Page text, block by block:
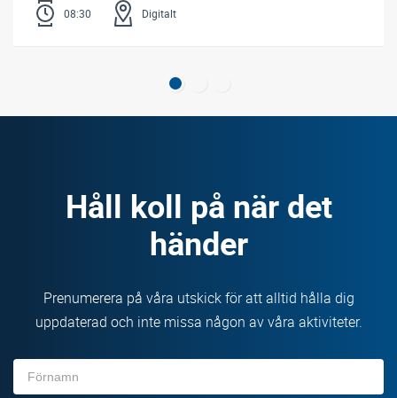
08:30 Digitalt
Håll koll på när det
händer
Prenumerera på våra utskick för att alltid hålla dig
uppdaterad och inte missa någon av våra aktiviteter.
Förnamn